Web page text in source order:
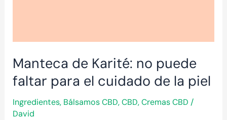
Manteca de Karité: no puede
faltar para el cuidado de la piel
Ingredientes, Bálsamos CBD,CBD,Cremas CBD /
David